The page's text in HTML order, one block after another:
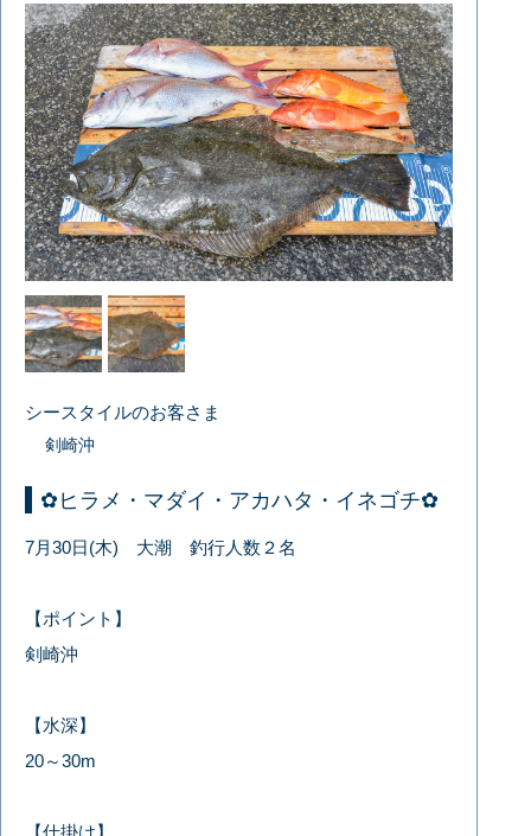
シースタイルのお客さま
剣崎沖
✿ヒラメ・マダイ・アカハタ・イネゴチ✿
7月30日(木) 大潮 釣行人数２名
【ポイント】
剣崎沖
【水深】
20～30m
【仕掛け】